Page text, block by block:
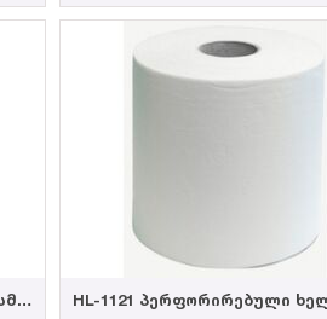
HL-1082 ლაზერის ხელსახოცი 21სმ*80მ, 600გრ, (±5%)